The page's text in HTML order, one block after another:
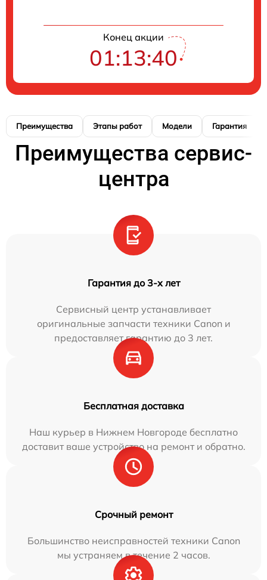
Конец акции
01:13:39
Преимущества Этапы работ Модели Гарантия
Преимущества сервис-
центра
Гарантия до 3-х лет
Сервисный центр устанавливает
оригинальные запчасти техники Canon и
предоставляет гарантию до 3 лет.
Бесплатная доставка
Наш курьер в Нижнем Новгороде бесплатно
доставит ваше устройство на ремонт и обратно.
Срочный ремонт
Большинство неисправностей техники Canon
мы устраняем в течение 2 часов.